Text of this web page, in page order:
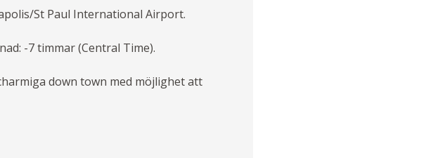
St Paul International Airport.
-7 timmar (Central Time).
down town med möjlighet att